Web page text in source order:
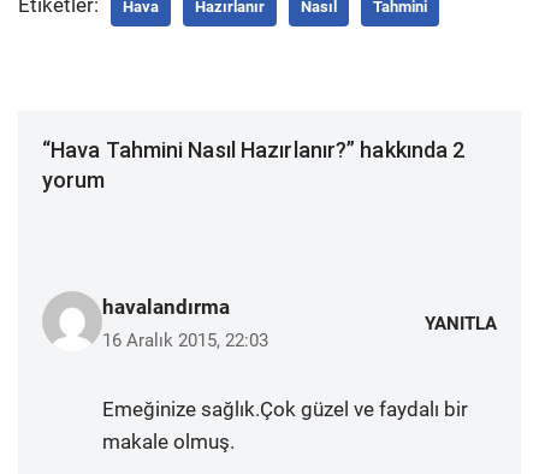
Hava Hazırlanır Nasıl Tahmini
“Hava Tahmini Nasıl Hazırlanır?” hakkında 2
yorum
havalandırma
16 Aralık 2015, 22:03
YANITLA
Emeğinize sağlık.Çok güzel ve faydalı bir
makale olmuş.